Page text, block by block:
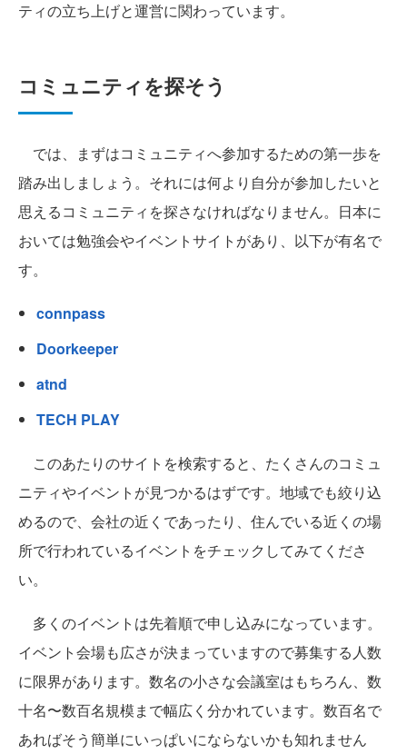
ティの立ち上げと運営に関わっています。
コミュニティを探そう
では、まずはコミュニティへ参加するための第一歩を
踏み出しましょう。それには何より自分が参加したいと
思えるコミュニティを探さなければなりません。日本に
おいては勉強会やイベントサイトがあり、以下が有名で
す。
connpass
Doorkeeper
atnd
TECH PLAY
このあたりのサイトを検索すると、たくさんのコミュ
ニティやイベントが見つかるはずです。地域でも絞り込
めるので、会社の近くであったり、住んでいる近くの場
所で行われているイベントをチェックしてみてくださ
い。
多くのイベントは先着順で申し込みになっています。
イベント会場も広さが決まっていますので募集する人数
に限界があります。数名の小さな会議室はもちろん、数
十名〜数百名規模まで幅広く分かれています。数百名で
あればそう簡単にいっぱいにならないかも知れません